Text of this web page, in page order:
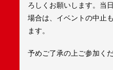
ろしくお願いします。当
場合は、イベントの中止
ます。
予めご了承の上ご参加くだ